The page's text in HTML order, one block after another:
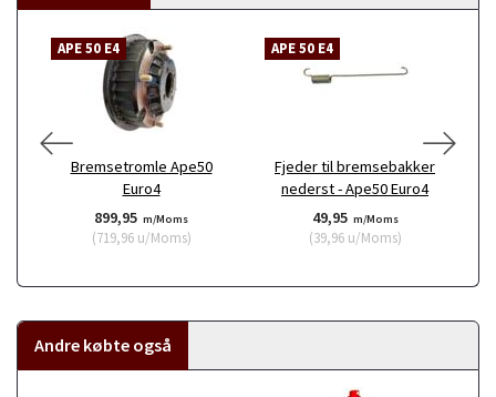
APE 50 E4
Bremsetromle Ape50
Euro4
899,95 m/Moms
(719,96u/Moms)
APE 50 E4
Fjeder til bremsebakker
nederst - Ape50 Euro4
49,95 m/Moms
(39,96u/Moms)
Andre købte også